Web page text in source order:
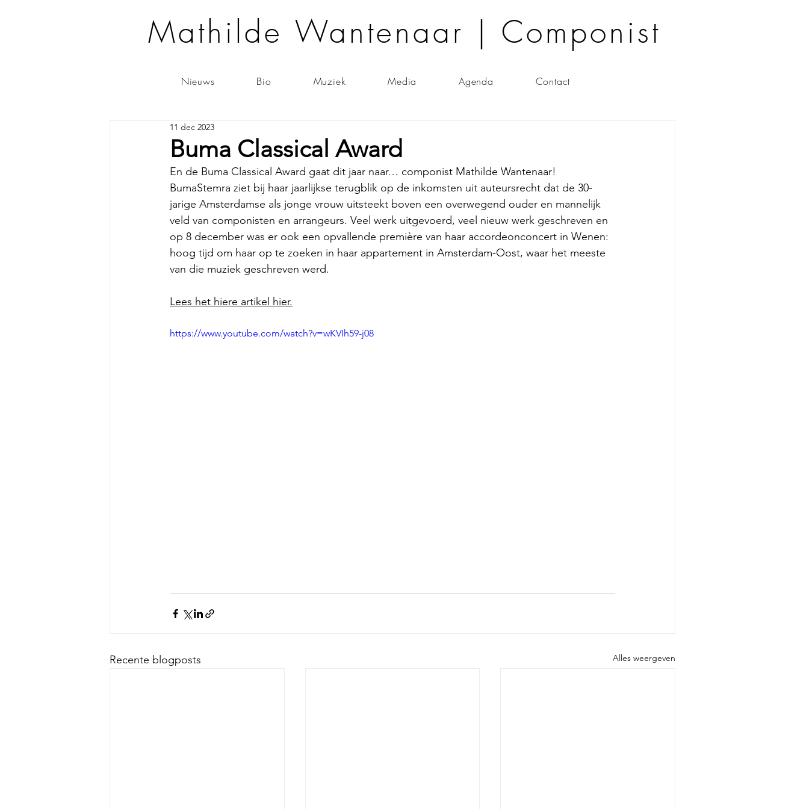
Mathilde Wantenaar | Componist
Nieuws Bio Muziek Media Agenda Contact
Buma Classical Award
11 dec 2023
En de Buma Classical Award gaat dit jaar naar… componist Mathilde Wantenaar!
BumaStemra ziet bij haar jaarlijkse terugblik op de inkomsten uit auteursrecht dat de 30-
jarige Amsterdamse als jonge vrouw uitsteekt boven een overwegend ouder en mannelijk
veld van componisten en arrangeurs. Veel werk uitgevoerd, veel nieuw werk geschreven en
op 8 december was er ook een opvallende première van haar accordeonconcert in Wenen:
hoog tijd om haar op te zoeken in haar appartement in Amsterdam-Oost, waar het meeste
van die muziek geschreven werd.
Lees het hiere artikel hier.
https://www.youtube.com/watch?v=wKVIh59-j08
Recente blogposts Alles weergeven